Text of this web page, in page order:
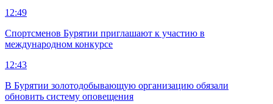
12:49
Спортсменов Бурятии приглашают к участию в
международном конкурсе
12:43
В Бурятии золотодобывающую организацию обязали
обновить систему оповещения